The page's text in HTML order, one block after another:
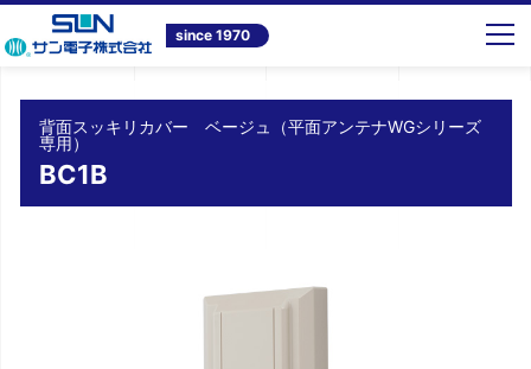
since 1970
トップ 商品情報 テレビ共同受信システム機器 背面スッキリカバー ベージュ（平面アンテナWGシリーズ専用） BC1B
背面スッキリカバー ベージュ（平面アンテナWGシリーズ
専用）
BC1B